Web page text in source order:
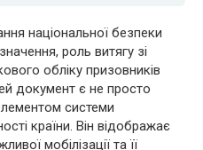
національної безпеки
роль витягу зі
обліку призовників
документ є не просто
системи
країни. Він відображає
мобілізації та її